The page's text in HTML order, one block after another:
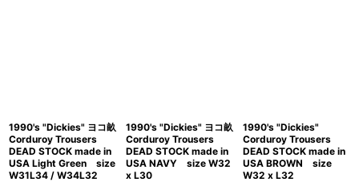
1990's "Dickies" ヨコ畝
Corduroy Trousers
DEAD STOCK made in
USA Light Green size
W31L34 / W34L32
1990's "Dickies" ヨコ畝
Corduroy Trousers
DEAD STOCK made in
USA NAVY size W32
x L30
1990's "Dickies"
Corduroy Trousers
DEAD STOCK made in
USA BROWN size
W32 x L32